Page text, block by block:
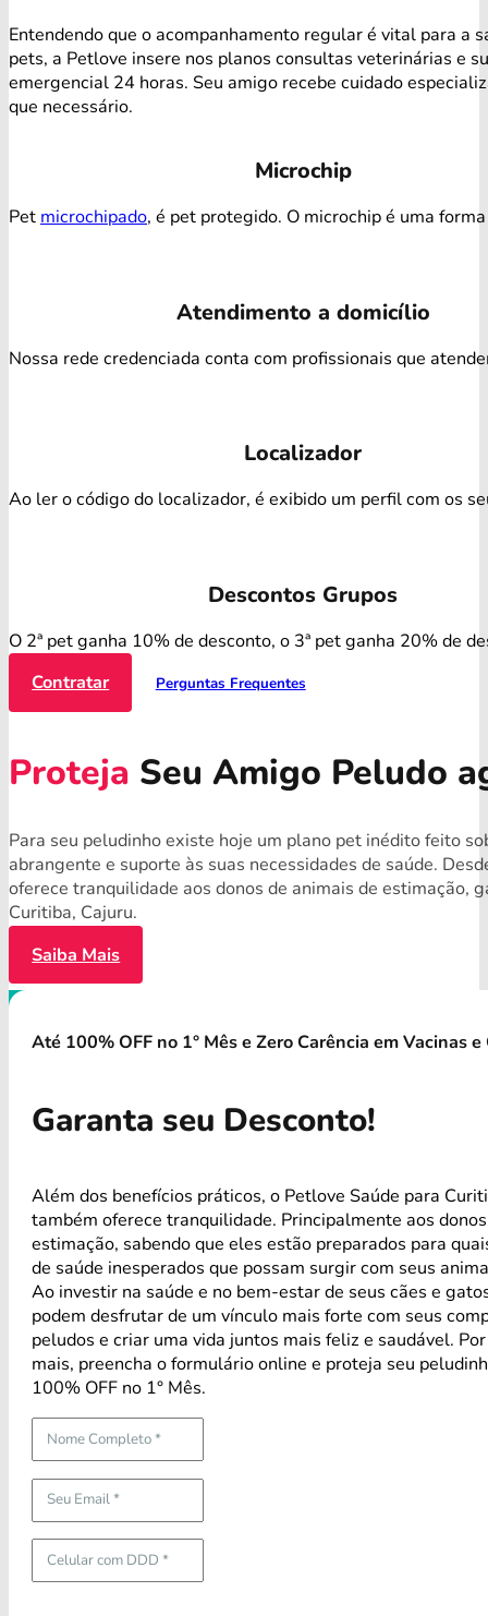
Entendendo que o acompanhamento regular é vital para a
pets, a Petlove insere nos planos consultas veterinárias e
emergencial 24 horas. Seu amigo recebe cuidado
que necessário.
Microchip
Pet microchipado, é pet protegido. O microchip é uma
Atendimento a domicílio
Nossa rede credenciada conta com profissionais que
Localizador
Ao ler o código do localizador, é exibido um perfil com os
Descontos Grupos
O 2ª pet ganha 10% de desconto, o 3ª pet ganha 20% de
Contratar
Perguntas Frequentes
Proteja Seu Amigo Peludo
Para seu peludinho existe hoje um plano pet inédito feito
abrangente e suporte às suas necessidades de saúde.
oferece tranquilidade aos donos de animais de estimação,
Curitiba, Cajuru.
Saiba Mais
Até 100% OFF no 1° Mês e Zero Carência em Vacinas
Garanta seu Desconto!
Além dos benefícios práticos, o Petlove Saúde para
também oferece tranquilidade. Principalmente aos
estimação, sabendo que eles estão preparados para
de saúde inesperados que possam surgir com seus
Ao investir na saúde e no bem-estar de seus cães e
podem desfrutar de um vínculo mais forte com seus
peludos e criar uma vida juntos mais feliz e saudável.
mais, preencha o formulário online e proteja seu
100% OFF no 1° Mês.